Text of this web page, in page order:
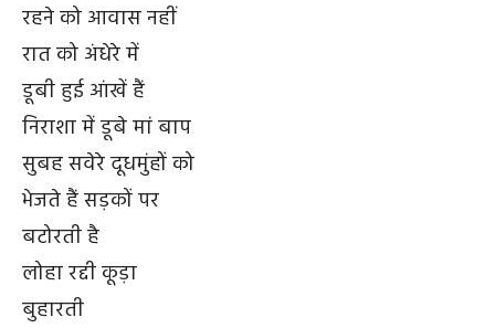
रहने को आवास नहीं
रात को अंधेरे में
डूबी हुई आंखें हैं
निराशा में डूबे मां बाप
सुबह सवेरे दूधमुंहों को
भेजते हैं सड़कों पर
बटोरती है
लोहा रद्दी कूड़ा
बुहारती